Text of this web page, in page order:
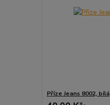
Příze Jeans 8002, bílá